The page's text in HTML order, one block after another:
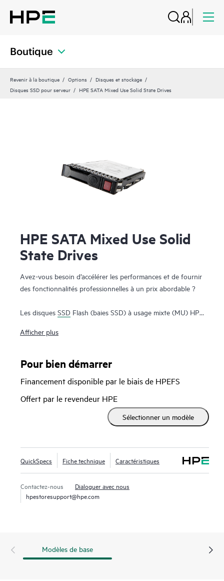
Boutique
Revenir à la boutique Options
Disques et stockage
Disques SSD pour serveur
HPE SATA Mixed Use Solid State Drives
HPE SATA Mixed Use Solid
State Drives
Avez-vous besoin d’accélérer les performances et de fournir
des fonctionnalités professionnelles à un prix abordable ?
Les disques SSD Flash (baies SSD) à usage mixte (MU) HPE
abordable. Les baies SSD à usage mixte HPE SATA sont
applications nécessitant un mélange plus équilibré de
élevées, telles que les bases de données, la virtualisation, le
cloud computing et les applications transactionnelles. Le
micrologiciel à signature numérique HPE empêche les accès
non autorisés à vos données en garantissant que le
SSD grâce à l’outil HPE SmartSSD Wear Gauge qui permet
de déterminer si des lecteurs présentent des risques de
Afficher plus
Pour bien démarrer
Financement disponible par le biais de HPEFS
Offert par le revendeur HPE
Sélectionner un modèle
QuickSpecs Fiche technique Caractéristiques
Contactez-nous
Dialoguer avec nous
hpestoresupport@hpe.com
Modèles de base